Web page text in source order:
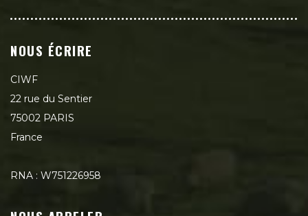
NOUS ÉCRIRE
CIWF
22 rue du Sentier
75002 PARIS
France
RNA : W751226958